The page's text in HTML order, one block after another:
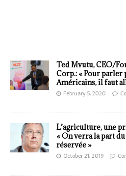
Ted Mvutu, CEO/
Corp.: « Pour parler
Américains, il faut
February 5, 2020
L’agriculture, une
« On verra la part
réservée »
October 21, 2019